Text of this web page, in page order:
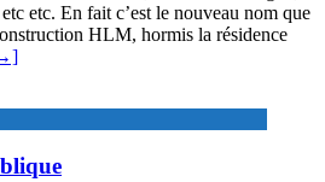
etc. En fait c’est le nouveau nom que
HLM, hormis la résidence